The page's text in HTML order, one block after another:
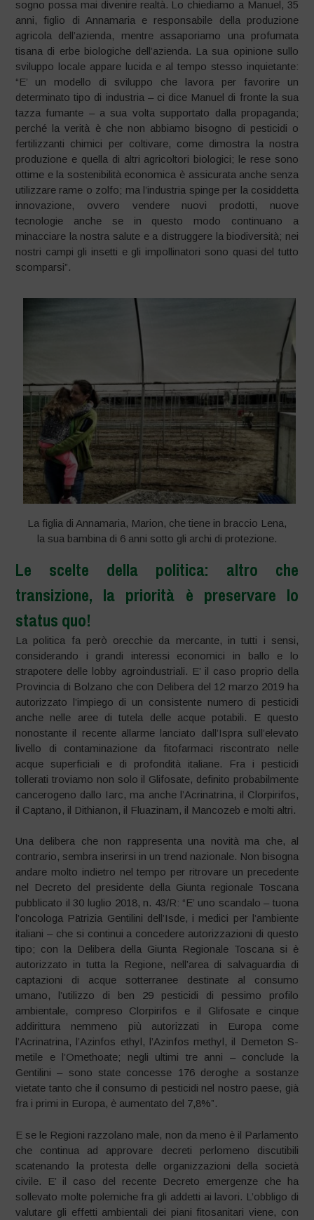
sogno possa mai divenire realtà. Lo chiediamo a Manuel, 35
anni, figlio di Annamaria e responsabile della produzione
agricola dell’azienda, mentre assaporiamo una profumata
tisana di erbe biologiche dell’azienda. La sua opinione sullo
sviluppo locale appare lucida e al tempo stesso inquietante:
“E’ un modello di sviluppo che lavora per favorire un
determinato tipo di industria – ci dice Manuel di fronte la sua
tazza fumante – a sua volta supportato dalla propaganda;
perché la verità è che non abbiamo bisogno di pesticidi o
fertilizzanti chimici per coltivare, come dimostra la nostra
produzione e quella di altri agricoltori biologici; le rese sono
ottime e la sostenibilità economica è assicurata anche senza
utilizzare rame o zolfo; ma l’industria spinge per la cosiddetta
innovazione, ovvero vendere nuovi prodotti, nuove
tecnologie anche se in questo modo continuano a
minacciare la nostra salute e a distruggere la biodiversità; nei
nostri campi gli insetti e gli impollinatori sono quasi del tutto
scomparsi”.
La figlia di Annamaria, Marion, che tiene in braccio Lena,
la sua bambina di 6 anni sotto gli archi di protezione.
Le scelte della politica: altro che
transizione, la priorità è preservare lo
status quo!
La politica fa però orecchie da mercante, in tutti i sensi,
considerando i grandi interessi economici in ballo e lo
strapotere delle lobby agroindustriali. E’ il caso proprio della
Provincia di Bolzano che con Delibera del 12 marzo 2019 ha
autorizzato l’impiego di un consistente numero di pesticidi
anche nelle aree di tutela delle acque potabili. E questo
nonostante il recente allarme lanciato dall’Ispra sull’elevato
livello di contaminazione da fitofarmaci riscontrato nelle
acque superficiali e di profondità italiane. Fra i pesticidi
tollerati troviamo non solo il Glifosate, definito probabilmente
cancerogeno dallo Iarc, ma anche l’Acrinatrina, il Clorpirifos,
il Captano, il Dithianon, il Fluazinam, il Mancozeb e molti altri.
Una delibera che non rappresenta una novità ma che, al
contrario, sembra inserirsi in un trend nazionale. Non bisogna
andare molto indietro nel tempo per ritrovare un precedente
nel Decreto del presidente della Giunta regionale Toscana
pubblicato il 30 luglio 2018, n. 43/R: “E’ uno scandalo – tuona
l’oncologa Patrizia Gentilini dell’Isde, i medici per l’ambiente
italiani – che si continui a concedere autorizzazioni di questo
tipo; con la Delibera della Giunta Regionale Toscana si è
autorizzato in tutta la Regione, nell’area di salvaguardia di
captazioni di acque sotterranee destinate al consumo
umano, l’utilizzo di ben 29 pesticidi di pessimo profilo
ambientale, compreso Clorpirifos e il Glifosate e cinque
addirittura nemmeno più autorizzati in Europa come
l’Acrinatrina, l’Azinfos ethyl, l’Azinfos methyl, il Demeton S-
metile e l’Omethoate; negli ultimi tre anni – conclude la
Gentilini – sono state concesse 176 deroghe a sostanze
vietate tanto che il consumo di pesticidi nel nostro paese, già
fra i primi in Europa, è aumentato del 7,8%”.
E se le Regioni razzolano male, non da meno è il Parlamento
che continua ad approvare decreti perlomeno discutibili
scatenando la protesta delle organizzazioni della società
civile. E’ il caso del recente Decreto emergenze che ha
sollevato molte polemiche fra gli addetti ai lavori. L’obbligo di
valutare gli effetti ambientali dei piani fitosanitari viene, con